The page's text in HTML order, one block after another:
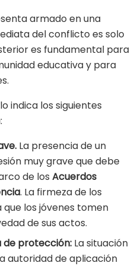
armado en una
del conflicto es solo
es fundamental para
educativa y para
indica los siguientes
La presencia de un
muy grave que debe
de losAcuerdos
. La firmeza de los
los jóvenes tomen
de sus actos.
de protección: La situación
autoridad de aplicación